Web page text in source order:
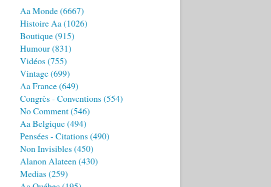
Aa Monde(6667)
Histoire Aa(1026)
Boutique(915)
Humour(831)
Vidéos (755)
Vintage(699)
Aa France(649)
Congrès - Conventions (554)
No Comment(546)
Aa Belgique(494)
Pensées - Citations (490)
Non Invisibles (450)
Alanon Alateen(430)
Medias (259)